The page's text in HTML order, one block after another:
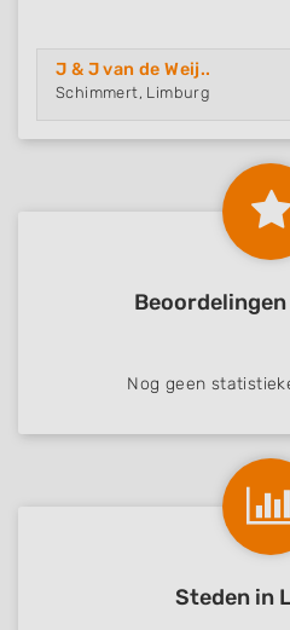
J & J van de Weij..
Schimmert, Limburg
Nog geen
Steden in